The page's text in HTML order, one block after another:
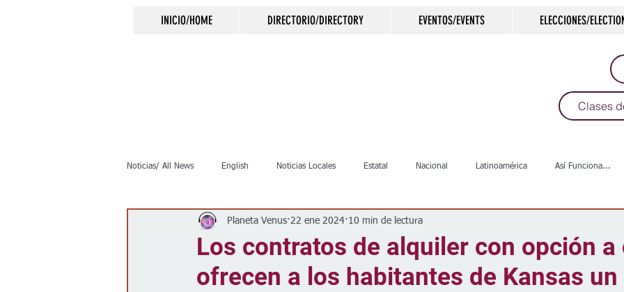
INICIO/HOME DIRECTORIO/DIRECTORY EVENTOS/EVENTS ELECCIONES/
Clases
Noticias/ All News English Noticias Locales Estatal Nacional Latinoamérica Así Funciona...
Inmigración Crimen Negocios Salud Arte & Cultura
Clima Vivienda Escuelas Calles Desamparados Carreteras Comunidad
Los contratos de alquiler con opción a
ofrecen a los habitantes de Kansas
Planeta Venus 22 ene 2024 10 min de lectura